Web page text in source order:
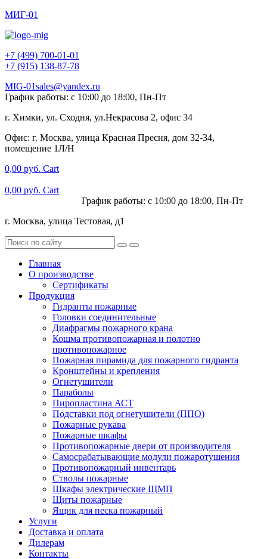
МИГ-01
+7 (499) 700-01-01
+7 (915) 138-87-78
MIG-01sales@yandex.ru
График работы: с 10:00 до 18:00, Пн-Пт
г. Химки, ул. Сходня, ул.Некрасова 2, офис 34
Офис: г. Москва, улица Красная Пресня, дом 32-34,
помещение 1Л/Н
0,00 руб. Cart
0,00 руб. Cart
График работы: с 10:00 до 18:00, Пн-Пт
г. Москва, улица Тестовая, д1
Главная
О производстве
Сертификаты
Продукция
Гидранты пожарные
Головки соединительные
Диафрагмы пожарного крана
Кошма противопожарная и полотно
противопожарное
Пожарная пирамида для пожарного гидранта
Кронштейны и крепления
Огнетушители
Параболы
Пиропластина АСТ
Подставки под огнетушители (ППО)
Пожарные рукава
Пожарные шкафы
Противопожарные двери от производителя
Самосрабатывающие модули пожаротушения
Противопожарный инвентарь
Стволы пожарные
Шкафы электрические ЩМП
Щиты пожарные
Ящик для песка пожарный
Услуги
Доставка и оплата
Дилерам
Контакты